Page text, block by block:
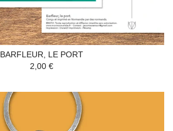
BARFLEUR, LE PORT
2,00 €